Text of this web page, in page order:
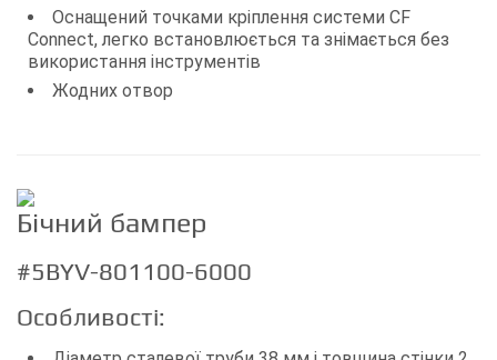
Оснащений точками кріплення системи CF
Connect, легко встановлюється та знімається без
використання інструментів
Жодних отвор
Бічний бампер
#5BYV-801100-6000
Особливості: